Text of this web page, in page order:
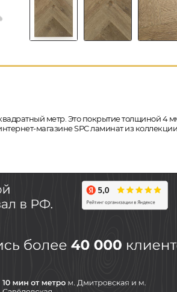
метр. Это покрытие толщиной 4
магазине SPC ламинат из